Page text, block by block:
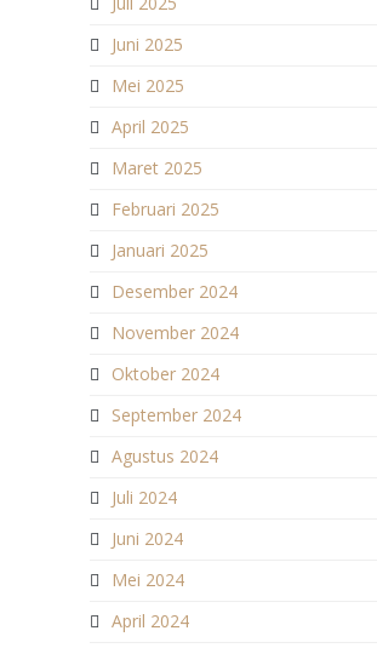
Juni 2025
Mei 2025
April 2025
Maret 2025
Februari 2025
Januari 2025
Desember 2024
November 2024
Oktober 2024
September 2024
Agustus 2024
Juli 2024
Juni 2024
Mei 2024
April 2024